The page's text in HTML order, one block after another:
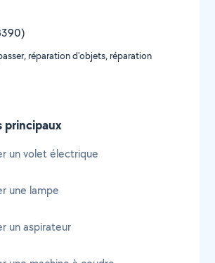
réparation d'objets, réparation
principaux
un volet électrique
une lampe
un aspirateur